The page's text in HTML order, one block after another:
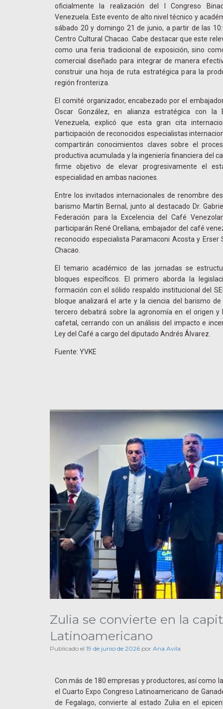
oficialmente la realización del I Congreso
Venezuela. Este evento de alto nivel técnico y
sábado 20 y domingo 21 de junio, a partir de las
Centro Cultural Chacao. Cabe destacar que este
como una feria tradicional de exposición, sino
comercial diseñado para integrar de manera
construir una hoja de ruta estratégica para la
región fronteriza.
El comité organizador, encabezado por el
Oscar González, en alianza estratégica con la
Venezuela, explicó que esta gran cita
participación de reconocidos especialistas
compartirán conocimientos claves sobre el
productiva acumulada y la ingeniería financiera del
firme objetivo de elevar progresivamente el
especialidad en ambas naciones.
Entre los invitados internacionales de renombre
barismo Martín Bernal, junto al destacado Dr.
Federación para la Excelencia del Café
participarán René Orellana, embajador del café
reconocido especialista Paramaconi Acosta y Erser
Chacao.
El temario académico de las jornadas se
bloques específicos. El primero aborda la
formación con el sólido respaldo institucional del
bloque analizará el arte y la ciencia del barismo
tercero debatirá sobre la agronomía en el origen y
cafetal, cerrando con un análisis del impacto e
Ley del Café a cargo del diputado Andrés Álvarez.
Fuente: YVKE
Zulia se convierte en la
Latinoamericano
Publicado el 19 de junio de 2026 por Ana Avila
Con más de 180 empresas y productores, así como
el Cuarto Expo Congreso Latinoamericano de
de Fegalago, convierte al estado Zulia en el